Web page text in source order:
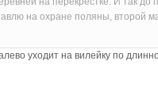
на охране поляны, второй
уходит на вилейку по